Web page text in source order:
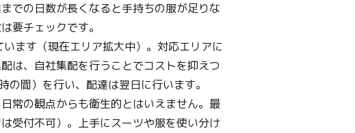
での日数が長くなると手持ちの服が足りな
要チェックです。
ます（現在エリア拡大中）。対応エリアに
は、自社集配を行うことでコストを抑えつ
間）を行い、配達は翌日に行います。
常の観点からも衛生的とはいえません。最
受付不可）。上手にスーツや服を使い分け